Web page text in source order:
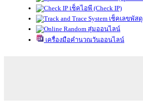
เช็คไอพี (Check IP)
เช็คเลขพัสดุ
สุ่มออนไลน์
เครื่องมือคำนวณวันออนไลน์